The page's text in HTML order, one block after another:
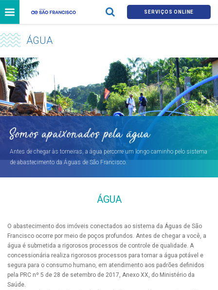
SERVIÇOS ONLINE
ÁGUA
Somos apaixonados pela água
Antes de chegar às torneiras, a água percorre um longo caminho pelo sistema
de abastecimento da Águas de São Francisco.
ÁGUA
O abastecimento dos imóveis conectados ao sistema da Águas de São
Francisco ocorre por meio de poços profundos. Antes de chegar a você, a
água é submetida a rigorosos processos de controle de qualidade. A
concessionária realiza rigorosos processos para tornar a água potável e
segura para o consumo humano, em atendimento aos padrões definidos
pela PRC nº 5 de 28 de setembro de 2017, Anexo XX, do Ministério da
Saúde.